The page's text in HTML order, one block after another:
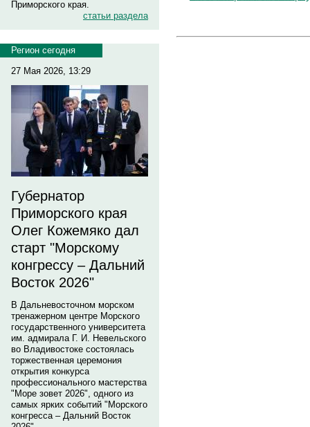
Приморского края.
статьи раздела
Регион сегодня
27 Мая 2026, 13:29
Губернатор
Приморского края
Олег Кожемяко дал
старт "Морскому
конгрессу – Дальний
Восток 2026"
В Дальневосточном морском
тренажерном центре Морского
государственного университета
им. адмирала Г. И. Невельского
во Владивостоке состоялась
торжественная церемония
открытия конкурса
профессионального мастерства
"Море зовет 2026", одного из
самых ярких событий "Морского
конгресса – Дальний Восток